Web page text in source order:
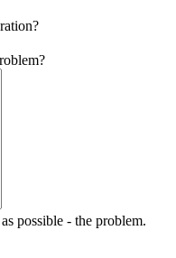
possible - the problem.